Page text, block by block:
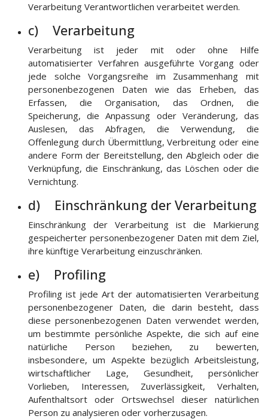
Verarbeitung Verantwortlichen verarbeitet werden.
c) Verarbeitung
Verarbeitung ist jeder mit oder ohne Hilfe
automatisierter Verfahren ausgeführte Vorgang oder
jede solche Vorgangsreihe im Zusammenhang mit
personenbezogenen Daten wie das Erheben, das
Erfassen, die Organisation, das Ordnen, die
Speicherung, die Anpassung oder Veränderung, das
Auslesen, das Abfragen, die Verwendung, die
Offenlegung durch Übermittlung, Verbreitung oder eine
andere Form der Bereitstellung, den Abgleich oder die
Verknüpfung, die Einschränkung, das Löschen oder die
Vernichtung.
d) Einschränkung der Verarbeitung
Einschränkung der Verarbeitung ist die Markierung
gespeicherter personenbezogener Daten mit dem Ziel,
ihre künftige Verarbeitung einzuschränken.
e) Profiling
Profiling ist jede Art der automatisierten Verarbeitung
personenbezogener Daten, die darin besteht, dass
diese personenbezogenen Daten verwendet werden,
um bestimmte persönliche Aspekte, die sich auf eine
natürliche Person beziehen, zu bewerten,
insbesondere, um Aspekte bezüglich Arbeitsleistung,
wirtschaftlicher Lage, Gesundheit, persönlicher
Vorlieben, Interessen, Zuverlässigkeit, Verhalten,
Aufenthaltsort oder Ortswechsel dieser natürlichen
Person zu analysieren oder vorherzusagen.